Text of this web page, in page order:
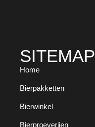
SITEMAP
Home
Bierpakketten
Bierwinkel
Bierproeverijen